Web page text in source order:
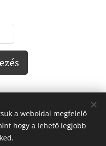
Impresszum:
a weboldal megfelelő
hogy a lehető legjobb